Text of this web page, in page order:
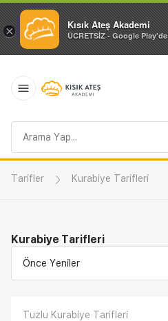
× Kısık Ateş Akademi
ÜCRETSİZ - Google Play'de
sorgusu
Tarifler Kurabiye Tarifleri
Kurabiye Tarifleri
Önce Yeniler
Tuzlu Kurabiye Tarifleri